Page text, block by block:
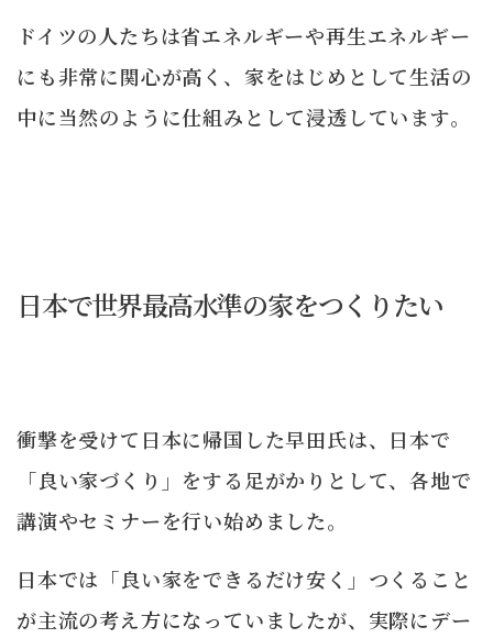
ドイツの人たちは省エネルギーや再生エネルギー
にも非常に関心が高く、家をはじめとして生活の
中に当然のように仕組みとして浸透しています。
日本で世界最高水準の家をつくりたい
衝撃を受けて日本に帰国した早田氏は、日本で
「良い家づくり」をする足がかりとして、各地で
講演やセミナーを行い始めました。
日本では「良い家をできるだけ安く」つくること
が主流の考え方になっていましたが、実際にデー